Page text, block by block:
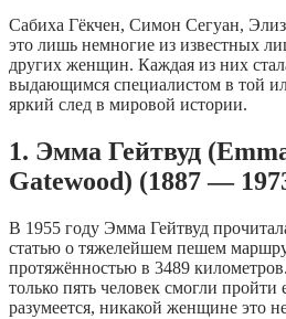
Сабиха Гёкчен, Симон Сегуан,
это лишь немногие из известных
других женщин. Каждая из них
выдающимся специалистом в той
яркий след в мировой истории.
1. Эмма Гейтвуд
Gatewood) (1887 —
В 1955 году Эмма Гейтвуд
статью о тяжелейшем пешем
протяжённостью в 3489
только пять человек смогли пройти
разумеется, никакой женщине это